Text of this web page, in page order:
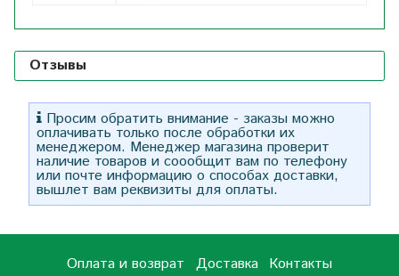
Отзывы
Просим обратить внимание - заказы можно
оплачивать только после обработки их
менеджером. Менеджер магазина проверит
наличие товаров и соообщит вам по телефону
или почте информацию о способах доставки,
вышлет вам реквизиты для оплаты.
Оплата и возврат Доставка Контакты